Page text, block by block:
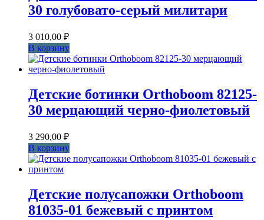
30 голубовато-серый милитари
3 010,00 ₽
В корзину
Детские ботинки Orthoboom 82125-
30 мерцающий черно-фиолетовый
3 290,00 ₽
В корзину
Детские полусапожки Orthoboom
81035-01 бежевый с принтом